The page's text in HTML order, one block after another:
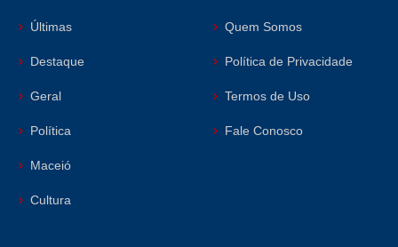
Últimas
Destaque
Geral
Política
Maceió
Cultura
Quem Somos
Política de Privacidade
Termos de Uso
Fale Conosco